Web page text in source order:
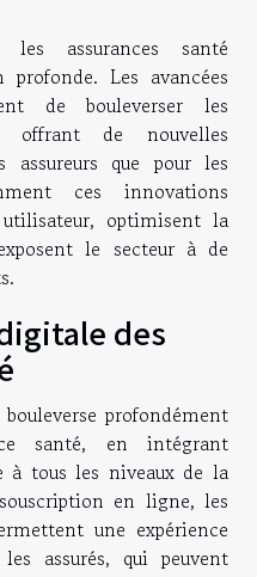
assurances santé
Les avancées
de bouleverser les
offrant de nouvelles
assureurs que pour les
ces innovations
utilisateur, optimisent la
le secteur à de
des
profondément
santé, en intégrant
à tous les niveaux de la
en ligne, les
une expérience
assurés, qui peuvent